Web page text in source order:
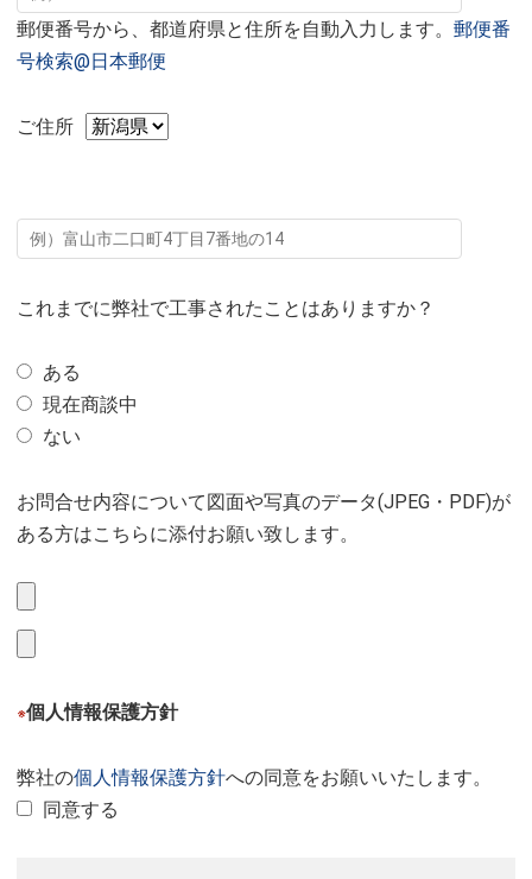
郵便番号から、都道府県と住所を自動入力します。 郵便番
号検索@日本郵便
ご住所
これまでに弊社で工事されたことはありますか？
ある
現在商談中
ない
お問合せ内容について図面や写真のデータ(JPEG・PDF)が
ある方はこちらに添付お願い致します。
※個人情報保護方針
弊社の個人情報保護方針への同意をお願いいたします。
同意する